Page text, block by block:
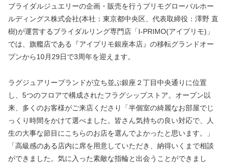
ブライダルジュエリーの企画・販売を行うプリモグローバルホー
ルディングス株式会社(本社：東京都中央区、代表取締役：澤野 直
樹)が運営するブライダルリング専門店「I-PRIMO(アイプリモ)」
では、旗艦店である『アイプリモ銀座本店』の移転グランドオー
プンから10月29日で3周年を迎えます。
ラグジュアリーブランドが立ち並ぶ銀座２丁目中央通りに位置
し、5つのフロアで構成されたフラグシップストア。オープン以
来、多くのお客様がご来店くださり「半個室の綺麗なお部屋でじ
っくり時間をかけて選べました。皆さん気持ちの良い対応で、人
生の大事な節目にこちらのお店を選んでよかったと思います。」
「高級感のある店内に席を用意していただき、納得いくまで相談
ができました。気に入った素敵な指輪と出会うことができまし